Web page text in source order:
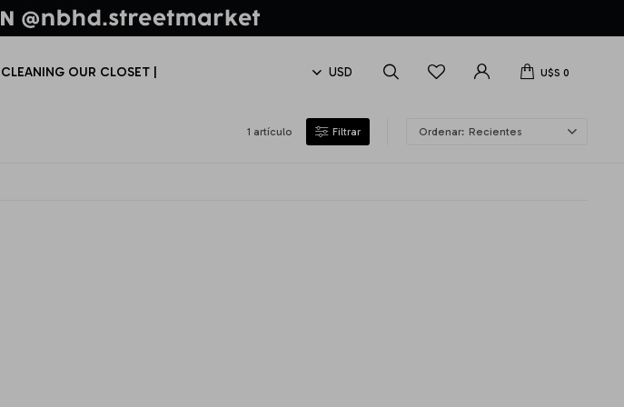
| CLEANING OUR CLOSET | U$S 0
1 artículo Recientes